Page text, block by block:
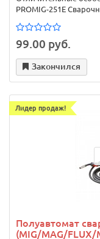
PROMIG-251E
99.00 руб.
Закончился
Лидер продаж!
Полуавтомат
(MIG/MAG/FLUX/